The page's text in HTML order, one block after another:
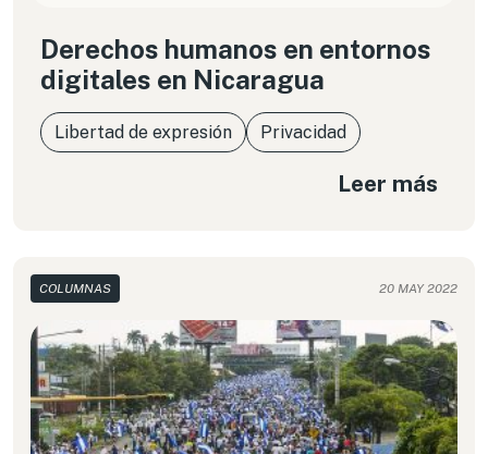
Derechos humanos en entornos
digitales en Nicaragua
Libertad de expresión Privacidad
Leer más
COLUMNAS 20 MAY 2022